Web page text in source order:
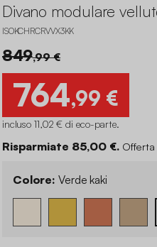
Divano modulare
ISOKCHRCRVVX3KK
849,99 €
764,99 €
incluso 11,02 € di eco-parte.
Risparmiate 85,00 €.
Colore: Verde kaki